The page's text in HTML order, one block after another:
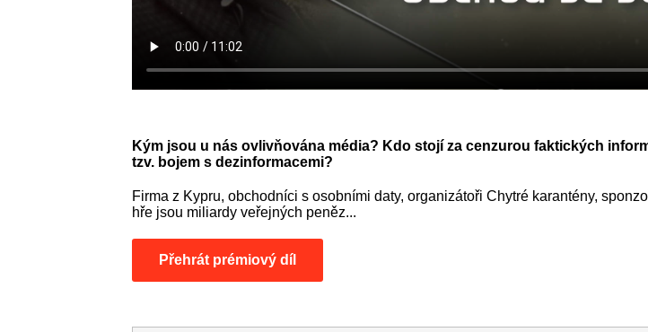
Kým jsou u nás ovlivňována média? Kdo stojí za cenzurou faktických
tzv. bojem s dezinformacemi?
Firma z Kypru, obchodníci s osobními daty, organizátoři Chytré karantény,
hře jsou miliardy veřejných peněz...
Přehrát prémiový díl